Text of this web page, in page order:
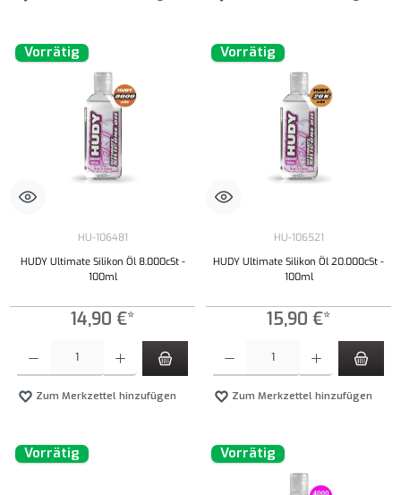
Vorrätig
HU-106481
HUDY Ultimate Silikon Öl 8.000cSt -
100ml
14,90 €*
Zum Merkzettel hinzufügen
Vorrätig
HU-106521
HUDY Ultimate Silikon Öl 20.000cSt -
100ml
15,90 €*
Zum Merkzettel hinzufügen
Vorrätig Vorrätig